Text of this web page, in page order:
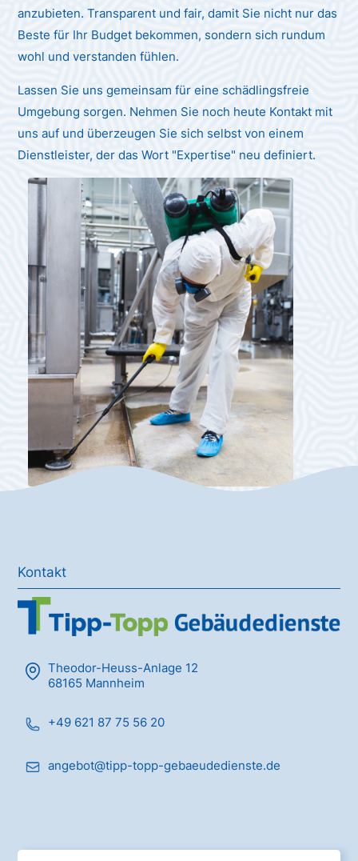
anzubieten. Transparent und fair, damit Sie nicht nur das
Beste für Ihr Budget bekommen, sondern sich rundum
wohl und verstanden fühlen.
Lassen Sie uns gemeinsam für eine schädlingsfreie
Umgebung sorgen. Nehmen Sie noch heute Kontakt mit
uns auf und überzeugen Sie sich selbst von einem
Dienstleister, der das Wort "Expertise" neu definiert.
Kontakt
Theodor-Heuss-Anlage 12
68165 Mannheim
+49 621 87 75 56 20
angebot@tipp-topp-gebaeudedienste.de